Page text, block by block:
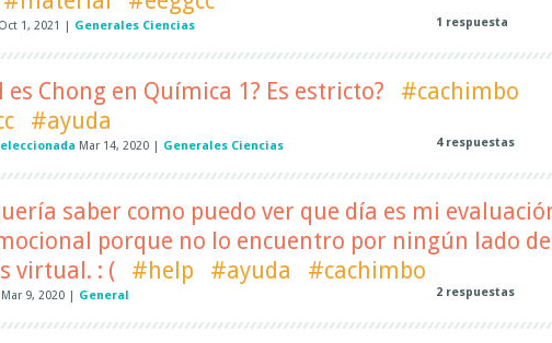
Oct 1, 2021 Generales Ciencias 1 respuesta
es Chong en Química 1? Es estricto?
#cachimbo
#ayuda
Mar 14, 2020 Generales Ciencias 4respuestas
saber como puedo ver que día es mi
porque no lo encuentro por ningún lado
virtual. : (
#help #ayuda #cachimbo
Mar 9, 2020 General 2 respuestas